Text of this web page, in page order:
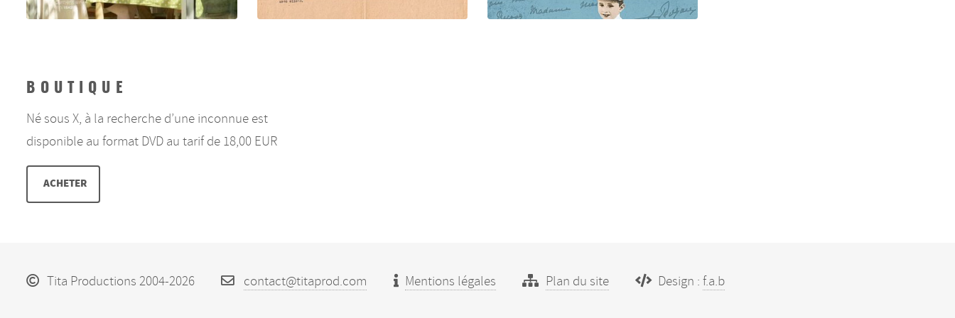
BOUTIQUE
Né sous X, à la recherche d’une inconnue est
disponible au format DVD au tarif de 18,00 EUR
ACHETER
Tita Productions 2004-2026 contact@titaprod.com Mentions légales Plan du site Design :f.a.b